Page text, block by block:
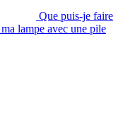
Que puis-je faire
lampe avec une pile